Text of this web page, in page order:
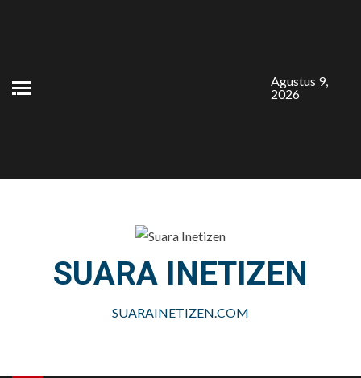
Agustus 9,
2026
SUARA INETIZEN
SUARAINETIZEN.COM